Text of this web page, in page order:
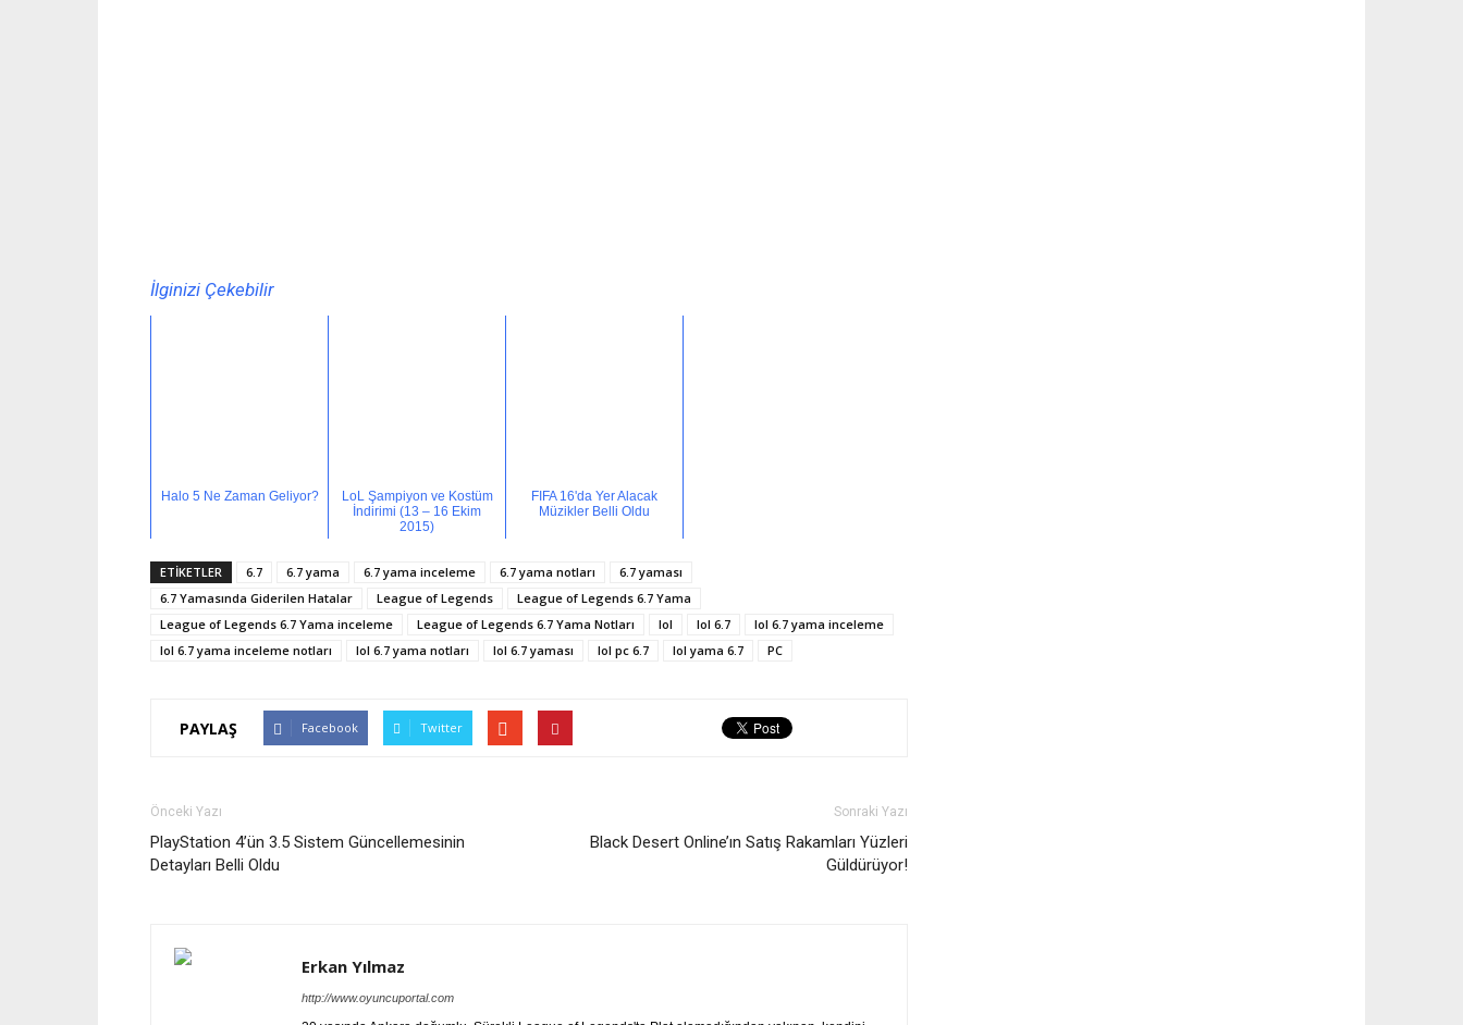
İlginizi Çekebilir
Halo 5 Ne Zaman Geliyor?
LoL Şampiyon ve Kostüm
İndirimi (13 – 16 Ekim
2015)
FIFA 16'da Yer Alacak
Müzikler Belli Oldu
ETİKETLER 6.7 6.7 yama 6.7 yama inceleme 6.7 yama notları
6.7 yaması
6.7 Yamasında Giderilen Hatalar
League of Legends
League of Legends 6.7 Yama
League of Legends 6.7 Yama inceleme
League of Legends 6.7 Yama Notları lol lol 6.7
lol 6.7 yama inceleme
lol 6.7 yama inceleme notları
lol 6.7 yama notları lol 6.7 yaması lol pc 6.7 lol yama 6.7 PC
PAYLAŞ Facebook Twitter
Önceki Yazı
PlayStation 4’ün 3.5 Sistem Güncellemesinin
Detayları Belli Oldu
Sonraki Yazı
Black Desert Online’ın Satış Rakamları Yüzleri
Güldürüyor!
Erkan Yılmaz
http://www.oyuncuportal.com